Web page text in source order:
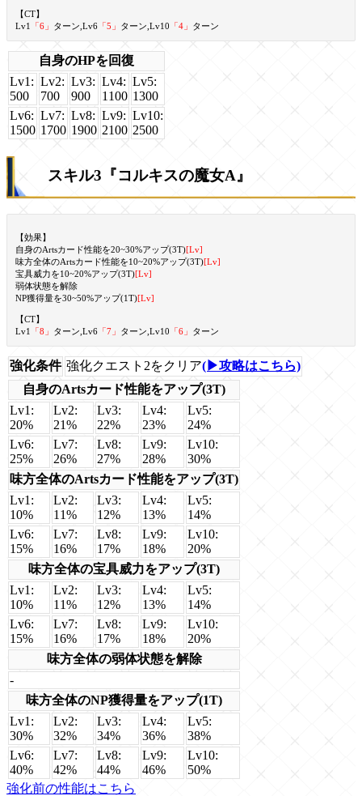
【CT】
Lv1
「6」 ターン,Lv6 「5」 ターン,Lv10 「4」 ターン
自身のHPを回復
Lv1:
500
Lv2:
700
Lv3:
900
Lv4:
1100
Lv5:
1300
Lv6:
1500
Lv7:
1700
Lv8:
1900
Lv9:
2100
Lv10:
2500
スキル3『コルキスの魔女A』
【効果】
自身のArtsカード性能を20~30%アップ(3T)[Lv]
味方全体のArtsカード性能を10~20%アップ(3T)[Lv]
宝具威力を10~20%アップ(3T)[Lv]
弱体状態を解除
NP獲得量を30~50%アップ(1T)[Lv]
【CT】
Lv1
「8」 ターン,Lv6 「7」 ターン,Lv10 「6」 ターン
強化条件 強化クエスト2をクリア(▶攻略はこちら)
自身のArtsカード性能をアップ(3T)
Lv1:
20%
Lv2:
21%
Lv3:
22%
Lv4:
23%
Lv5:
24%
Lv6:
25%
Lv7:
26%
Lv8:
27%
Lv9:
28%
Lv10:
30%
味方全体のArtsカード性能をアップ(3T)
Lv1:
10%
Lv2:
11%
Lv3:
12%
Lv4:
13%
Lv5:
14%
Lv6:
15%
Lv7:
16%
Lv8:
17%
Lv9:
18%
Lv10:
20%
味方全体の宝具威力をアップ(3T)
Lv1:
10%
Lv2:
11%
Lv3:
12%
Lv4:
13%
Lv5:
14%
Lv6:
15%
Lv7:
16%
Lv8:
17%
Lv9:
18%
Lv10:
20%
味方全体の弱体状態を解除
-
味方全体のNP獲得量をアップ(1T)
Lv1:
30%
Lv2:
32%
Lv3:
34%
Lv4:
36%
Lv5:
38%
Lv6:
40%
Lv7:
42%
Lv8:
44%
Lv9:
46%
Lv10:
50%
強化前の性能はこちら